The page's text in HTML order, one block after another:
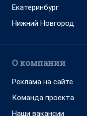
Екатеринбург
Нижний Новгород
О компании
Реклама на сайте
Команда проекта
Наши вакансии